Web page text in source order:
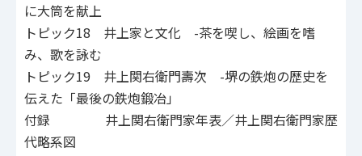
に大筒を献上
トピック18 井上家と文化 -茶を喫し、絵画を嗜
み、歌を詠む
トピック19 井上関右衛門壽次 -堺の鉄炮の歴史を
伝えた「最後の鉄炮鍛冶」
付録 井上関右衛門家年表／井上関右衛門家歴
代略系図